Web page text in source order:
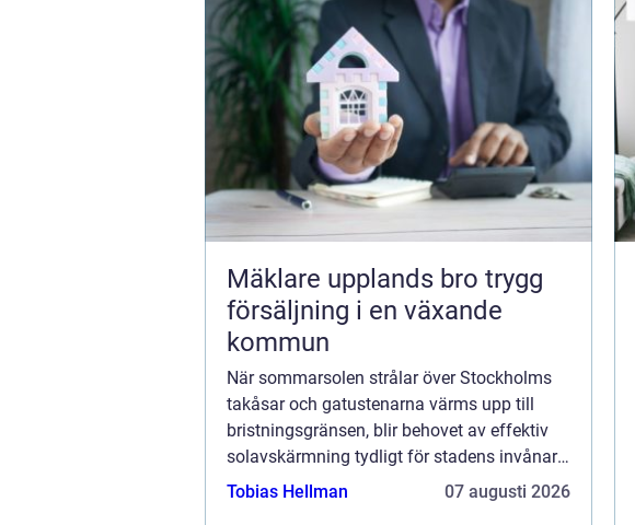
Mäklare upplands bro trygg
försäljning i en växande
kommun
När sommarsolen strålar över Stockholms
takåsar och gatustenarna värms upp till
bristningsgränsen, blir behovet av effektiv
solavskärmning tydligt för stadens invånare.
Markiser i Stockholm är inte...
Tobias Hellman 07 augusti 2026